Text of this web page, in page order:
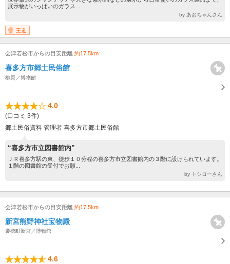
展示物がいっぱいのガラス...
by あおちゃんさん
王道
会津若松市からの目安距離 約17.5km
喜多方市郷土民俗館
柳原／博物館
4.0
(口コミ 3件)
郷土民俗資料 管理者 喜多方市郷土民俗館
“喜多方市立図書館内”
ＪＲ喜多方駅の東、徒歩１０分程の喜多方市立図書館内の３階に設けられています。
１階の図書館の受付でお願...
by トシローさん
会津若松市からの目安距離 約17.5km
新宮熊野神社宝物殿
慶徳町新宮／博物館
4.6